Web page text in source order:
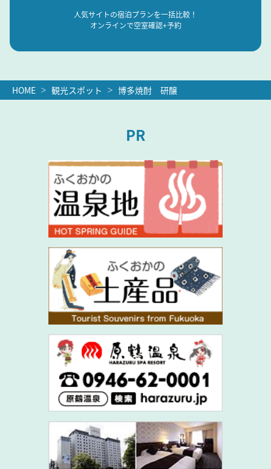
人気サイトの宿泊プランを一括比較！
オンラインで空室確認+予約
HOME 観光スポット 博多焼酎 研醸
PR